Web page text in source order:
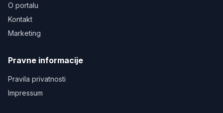
O portalu
Kontakt
Marketing
Pravne informacije
Pravila privatnosti
Impressum